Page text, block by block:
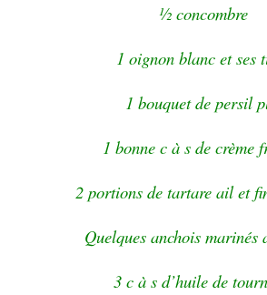
½ concombre
1 oignon blanc et ses
1 bouquet de persil
1 bonne c à s de crème
2 portions de tartare ail et
Quelques anchois marinés
3 c à s d’huile de